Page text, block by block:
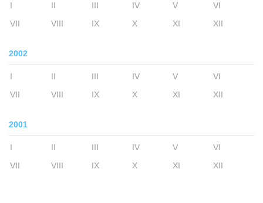
I II III IV V
VI
VII
VIII IX X XI XII
2002
I II III IV V
VI
VII
VIII IX X XI XII
2001
I II III IV V
VI
VII
VIII IX X XI XII